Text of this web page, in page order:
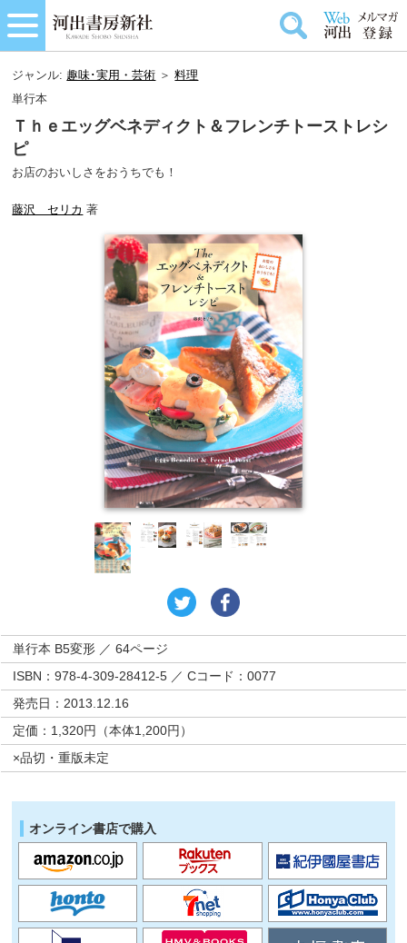
ジャンル: 趣味･実用・芸術 ＞料理
単行本
Ｔｈｅエッグベネディクト＆フレンチトーストレシ
ピ
お店のおいしさをおうちでも！
藤沢 セリカ 著
単行本 B5変形 ／ 64ページ
ISBN：978-4-309-28412-5 ／ Cコード：0077
発売日：2013.12.16
定価：1,320円（本体1,200円）
×品切・重版未定
オンライン書店で購入